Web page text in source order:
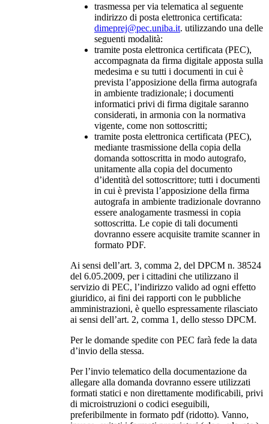
trasmessa per via telematica al seguente
indirizzo di posta elettronica certificata:
dimeprej@pec.uniba.it. utilizzando una delle
seguenti modalità:
tramite posta elettronica certificata (PEC),
accompagnata da firma digitale apposta sulla
medesima e su tutti i documenti in cui è
prevista l’apposizione della firma autografa
in ambiente tradizionale; i documenti
informatici privi di firma digitale saranno
considerati, in armonia con la normativa
vigente, come non sottoscritti;
tramite posta elettronica certificata (PEC),
mediante trasmissione della copia della
domanda sottoscritta in modo autografo,
unitamente alla copia del documento
d’identità del sottoscrittore; tutti i documenti
in cui è prevista l’apposizione della firma
autografa in ambiente tradizionale dovranno
essere analogamente trasmessi in copia
sottoscritta. Le copie di tali documenti
dovranno essere acquisite tramite scanner in
formato PDF.
Ai sensi dell’art. 3, comma 2, del DPCM n. 38524
del 6.05.2009, per i cittadini che utilizzano il
servizio di PEC, l’indirizzo valido ad ogni effetto
giuridico, ai fini dei rapporti con le pubbliche
amministrazioni, è quello espressamente rilasciato
ai sensi dell’art. 2, comma 1, dello stesso DPCM.
Per le domande spedite con PEC farà fede la data
d’invio della stessa.
Per l’invio telematico della documentazione da
allegare alla domanda dovranno essere utilizzati
formati statici e non direttamente modificabili, privi
di microistruzioni o codici eseguibili,
preferibilmente in formato pdf (ridotto). Vanno,